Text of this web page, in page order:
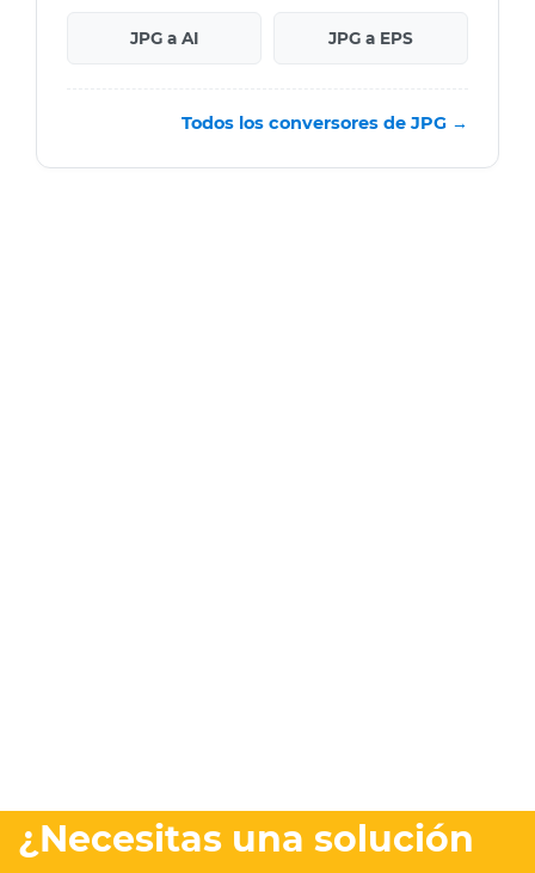
JPG a AI JPG a EPS
Todos los conversores de JPG →
¿Necesitas una solución